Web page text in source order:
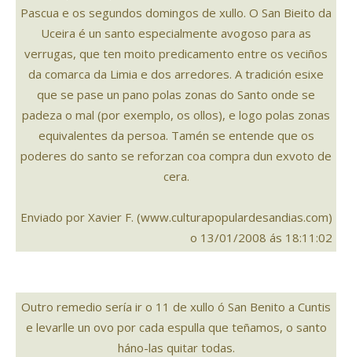
Pascua e os segundos domingos de xullo. O San Bieito da
Uceira é un santo especialmente avogoso para as
verrugas, que ten moito predicamento entre os veciños
da comarca da Limia e dos arredores. A tradición esixe
que se pase un pano polas zonas do Santo onde se
padeza o mal (por exemplo, os ollos), e logo polas zonas
equivalentes da persoa. Tamén se entende que os
poderes do santo se reforzan coa compra dun exvoto de
cera.
Enviado por Xavier F. (www.culturapopulardesandias.com)
o 13/01/2008 ás 18:11:02
Outro remedio sería ir o 11 de xullo ó San Benito a Cuntis
e levarlle un ovo por cada espulla que teñamos, o santo
háno-las quitar todas.